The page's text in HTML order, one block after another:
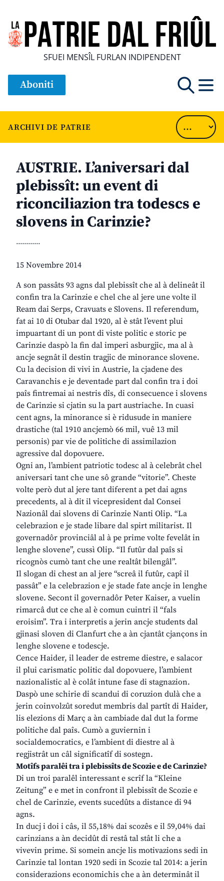
SFUEI MENSÎL FURLAN INDIPENDENT
Aboniti
ARCHIVI DE PATRIE
AUSTRIE. L’aniversari dal
plebissît: un event di
riconciliazion tra todescs e
slovens in Carinzie?
............
15 Novembre 2014
A son passâts 93 agns dal plebissît che al à delineât il
confin tra la Carinzie e chel che al jere une volte il
Ream dai Serps, Cravuats e Slovens. Il referendum,
fat ai 10 di Otubar dal 1920, al è stât l’event plui
impuartant di un pont di viste politic e storic pe
Carinzie daspò la fin dal imperi asburgjic, ma al à
ancje segnât il destin tragjic de minorance slovene.
Cu la decision di vivi in Austrie, la cjadene des
Caravanchis e je deventade part dal confin tra i doi
paîs fintremai ai nestris dîs, di consecuence i slovens
de Carinzie si cjatin su la part austriache. In cuasi
cent agns, la minorance si è ridusude in maniere
drastiche (tal 1910 ancjemò 66 mil, vuê 13 mil
personis) par vie de politiche di assimilazion
agressive dal dopovuere.
Ogni an, l’ambient patriotic todesc al à celebrât chel
aniversari tant che une sô grande “vitorie”. Cheste
volte però dut al jere tant diferent a pet dai agns
precedents, al à dit il vicepresident dal Consei
Nazionâl dai slovens di Carinzie Nanti Olip. “La
celebrazion e je stade libare dal spirt militarist. Il
governadôr provinciâl al à pe prime volte fevelât in
lenghe slovene”, cussì Olip. “Il futûr dal paîs si
ricognòs cumò tant che une realtât bilengâl”.
Il slogan di chest an al jere “screâ il futûr, capî il
passât” e la celebrazion e je stade fate ancje in lenghe
slovene. Secont il governadôr Peter Kaiser, a vuelin
rimarcâ dut ce che al è comun cuintri il “fals
eroisim”. Tra i interpretis a jerin ancje students dal
gjinasi sloven di Clanfurt che a àn cjantât cjançons in
lenghe slovene e todescje.
Cence Haider, il leader de estreme diestre, e salacor
il plui carismatic politic dal dopovuere, l’ambient
nazionalistic al è colât intune fase di stagnazion.
Daspò une schirie di scandui di coruzion dulà che a
jerin coinvolzût soredut membris dal partît di Haider,
lis elezions di Març a àn cambiade dal dut la forme
politiche dal paîs. Cumò a guviernin i
socialdemocratics, e l’ambient di diestre al à
regjistrât un câl significatîf di sostegn.
Motîfs paralêi tra i plebissîts de Scozie e de Carinzie?
Di un troi paralêl interessant e scrîf la “Kleine
Zeitung” e e met in confront il plebissît de Scozie e
chel de Carinzie, events sucedûts a distance di 94
agns.
In ducj i doi i câs, il 55,18% dai scozês e il 59,04% dai
carinzians a àn decidût di restâ tal stât li che a
vivevin prime. Si somein ancje lis motivazions sedi in
Carinzie tal lontan 1920 sedi in Scozie tal 2014: a jerin
considerazions economichis che a àn determinât il